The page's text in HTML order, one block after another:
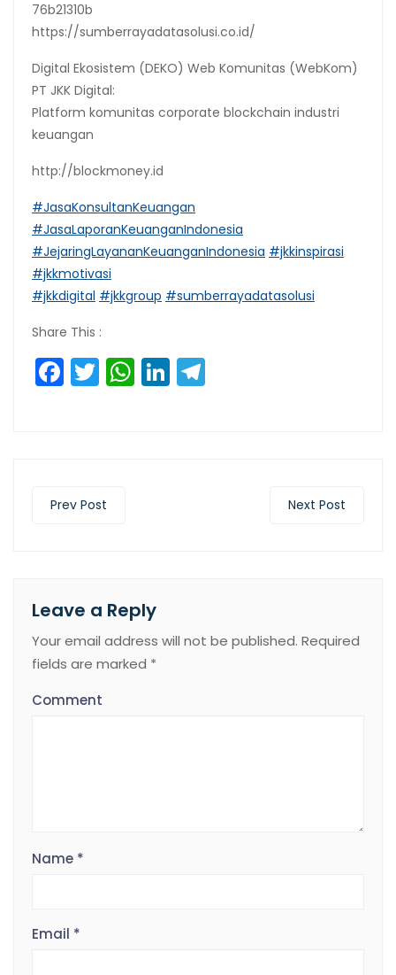
76b21310b
https://sumberrayadatasolusi.co.id/
Digital Ekosistem (DEKO) Web Komunitas (WebKom)
PT JKK Digital:
Platform komunitas corporate blockchain industri
keuangan
http://blockmoney.id
#JasaKonsultanKeuangan
#JasaLaporanKeuanganIndonesia
#JejaringLayananKeuanganIndonesia #jkkinspirasi
#jkkmotivasi
#jkkdigital #jkkgroup #sumberrayadatasolusi
Share This :
Facebook
Twitter
WhatsApp
LinkedIn
Prev Post Next Post
Leave a Reply
Your email address will not be published. Required
fields are marked *
Comment
Name *
Email *